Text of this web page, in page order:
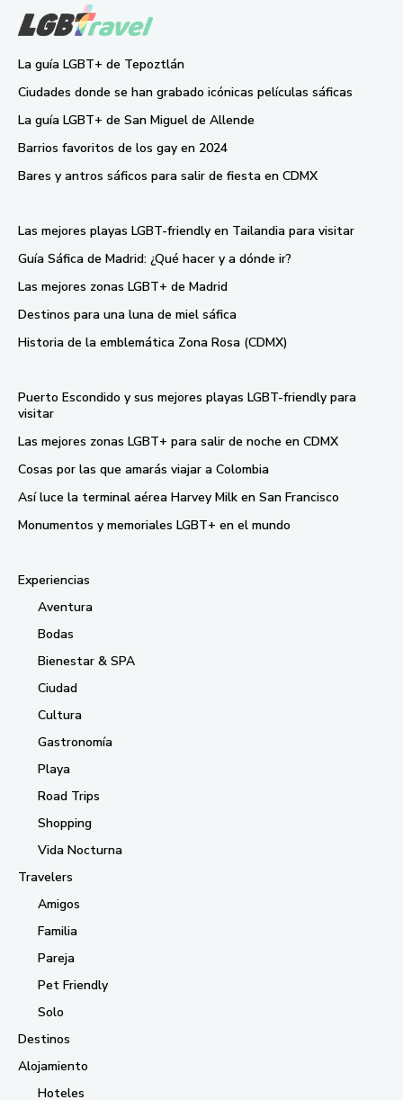
La guía LGBT+ de Tepoztlán
Ciudades donde se han grabado icónicas películas sáficas
La guía LGBT+ de San Miguel de Allende
Barrios favoritos de los gay en 2024
Bares y antros sáficos para salir de fiesta en CDMX
Las mejores playas LGBT-friendly en Tailandia para visitar
Guía Sáfica de Madrid: ¿Qué hacer y a dónde ir?
Las mejores zonas LGBT+ de Madrid
Destinos para una luna de miel sáfica
Historia de la emblemática Zona Rosa (CDMX)
Puerto Escondido y sus mejores playas LGBT-friendly para
visitar
Las mejores zonas LGBT+ para salir de noche en CDMX
Cosas por las que amarás viajar a Colombia
Así luce la terminal aérea Harvey Milk en San Francisco
Monumentos y memoriales LGBT+ en el mundo
Experiencias
Aventura
Bodas
Bienestar & SPA
Ciudad
Cultura
Gastronomía
Playa
Road Trips
Shopping
Vida Nocturna
Travelers
Amigos
Familia
Pareja
Pet Friendly
Solo
Destinos
Alojamiento
Hoteles